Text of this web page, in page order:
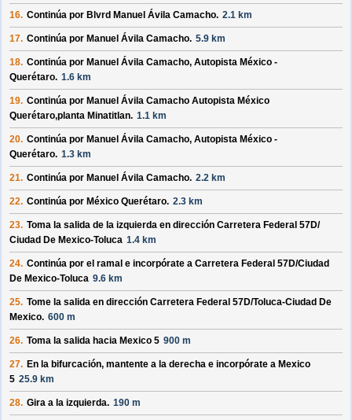
16. Continúa por Blvrd Manuel Ávila Camacho. 2.1 km
17. Continúa por Manuel Ávila Camacho. 5.9 km
18. Continúa por Manuel Ávila Camacho, Autopista México -
Querétaro. 1.6 km
19. Continúa por Manuel Ávila Camacho Autopista México
Querétaro,planta Minatitlan. 1.1 km
20. Continúa por Manuel Ávila Camacho, Autopista México -
Querétaro. 1.3 km
21. Continúa por Manuel Ávila Camacho. 2.2 km
22. Continúa por México Querétaro. 2.3 km
23. Toma la salida de la izquierda en dirección Carretera Federal 57D/
Ciudad De Mexico-Toluca 1.4 km
24. Continúa por el ramal e incorpórate a Carretera Federal 57D/Ciudad
De Mexico-Toluca 9.6 km
25. Tome la salida en dirección Carretera Federal 57D/Toluca-Ciudad De
Mexico. 600 m
26. Toma la salida hacia Mexico 5 900 m
27. En la bifurcación, mantente a la derecha e incorpórate a Mexico
5 25.9 km
28. Gira a la izquierda. 190 m